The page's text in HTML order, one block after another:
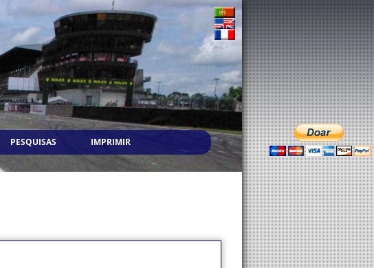
PESQUISAS IMPRIMIR